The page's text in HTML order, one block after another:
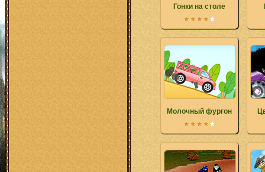
Гонки на столе
Молочный фургон